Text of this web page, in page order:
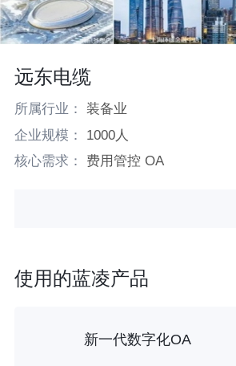
远东电缆
所属行业：
装备业
企业规模：
1000人
核心需求：
费用管控 OA
使用的蓝凌产品
新一代数字化OA